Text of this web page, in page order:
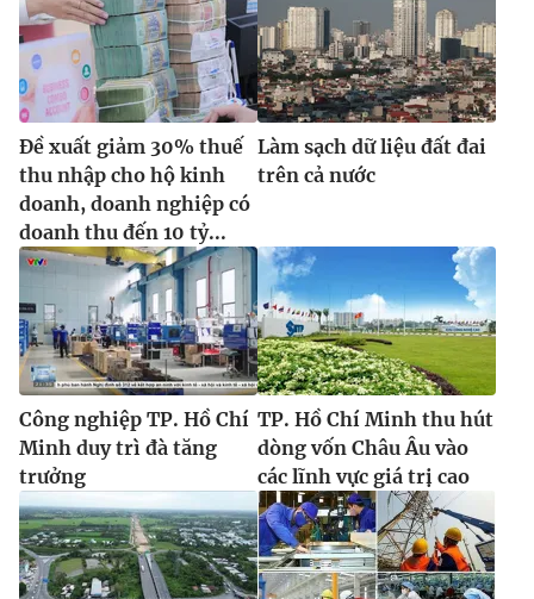
Đề xuất giảm 30% thuế
thu nhập cho hộ kinh
doanh, doanh nghiệp có
doanh thu đến 10 tỷ...
Làm sạch dữ liệu đất đai
trên cả nước
Công nghiệp TP. Hồ Chí
Minh duy trì đà tăng
trưởng
TP. Hồ Chí Minh thu hút
dòng vốn Châu Âu vào
các lĩnh vực giá trị cao